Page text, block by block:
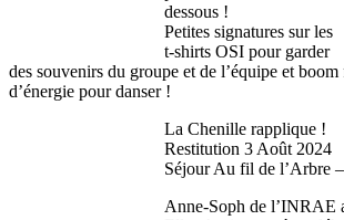
dessous !
Petites signatures sur les
t-shirts OSI pour garder
des souvenirs du groupe et de l’équipe et
d’énergie pour danser !
La Chenille rapplique !
Restitution 3 Août 2024
Séjour Au fil de l’Arbre
Anne-Soph de l’INRAE